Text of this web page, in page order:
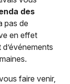
des
pas de
en effet
faire venir,